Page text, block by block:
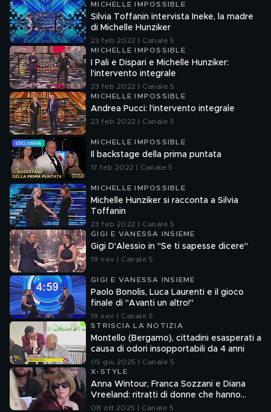
MICHELLE IMPOSSIBLE
Silvia Toffanin intervista Ineke, la madre
di Michelle Hunziker
23 feb 2022 | Canale 5
MICHELLE IMPOSSIBLE
I Pali e Dispari e Michelle Hunziker:
l'intervento integrale
23 feb 2022 | Canale 5
MICHELLE IMPOSSIBLE
Andrea Pucci: l'intervento integrale
23 feb 2022 | Canale 5
MICHELLE IMPOSSIBLE
Il backstage della prima puntata
17 feb 2022 | Canale 5
MICHELLE IMPOSSIBLE
Michelle Hunziker si racconta a Silvia
Toffanin
23 feb 2022 | Canale 5
GIGI E VANESSA INSIEME
Gigi D'Alessio in "Se ti sapesse dicere"
19 nov | Canale 5
GIGI E VANESSA INSIEME
Paolo Bonolis, Luca Laurenti e il gioco
finale di "Avanti un altro!"
19 nov | Canale 5
STRISCIA LA NOTIZIA
Montello (Bergamo), cittadini esasperati a
causa di odori insopportabili da 4 anni
05 giu 2025 | Canale 5
X-STYLE
Anna Wintour, Franca Sozzani e Diana
Vreeland: ritratti di donne che hanno
dettato tendenze
08 ott 2025 | Canale 5